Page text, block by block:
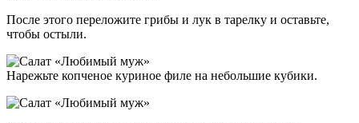
После этого переложите грибы и лук в тарелку и оставьте,
чтобы остыли.
Нарежьте копченое куриное филе на небольшие кубики.